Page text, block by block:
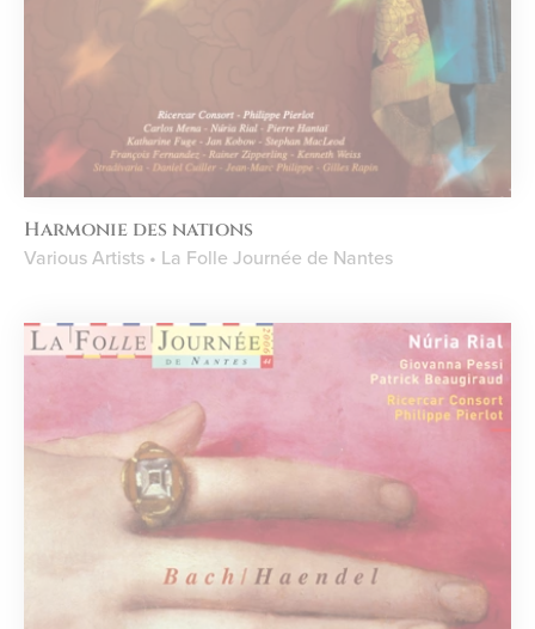
Harmonie des nations
Various Artists • La Folle Journée de Nantes